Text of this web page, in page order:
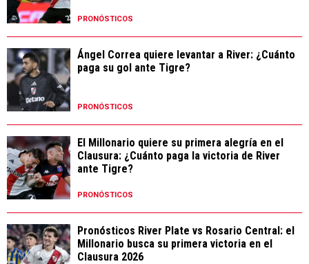
PRONÓSTICOS
Ángel Correa quiere levantar a River: ¿Cuánto
paga su gol ante Tigre?
PRONÓSTICOS
El Millonario quiere su primera alegría en el
Clausura: ¿Cuánto paga la victoria de River
ante Tigre?
PRONÓSTICOS
Pronósticos River Plate vs Rosario Central: el
Millonario busca su primera victoria en el
Clausura 2026